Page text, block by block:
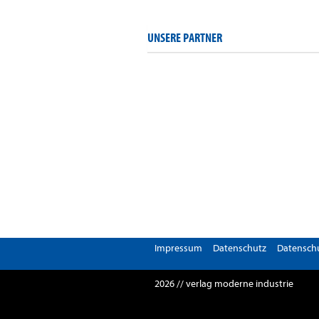
UNSERE PARTNER
Impressum Datenschutz
2026 // verlag moderne industrie